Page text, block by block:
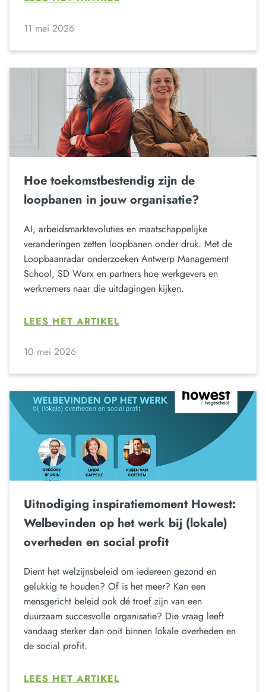
11 mei 2026
Hoe toekomstbestendig zijn de
loopbanen in jouw organisatie?
AI, arbeidsmarktevoluties en maatschappelijke
veranderingen zetten loopbanen onder druk. Met de
Loopbaanradar onderzoeken Antwerp Management
School, SD Worx en partners hoe werkgevers en
werknemers naar die uitdagingen kijken.
LEES HET ARTIKEL
10 mei 2026
Uitnodiging inspiratiemoment Howest:
Welbevinden op het werk bij (lokale)
overheden en social profit
Dient het welzijnsbeleid om iedereen gezond en
gelukkig te houden? Of is het meer? Kan een
mensgericht beleid ook dé troef zijn van een
duurzaam succesvolle organisatie? Die vraag leeft
vandaag sterker dan ooit binnen lokale overheden en
de social profit.
LEES HET ARTIKEL